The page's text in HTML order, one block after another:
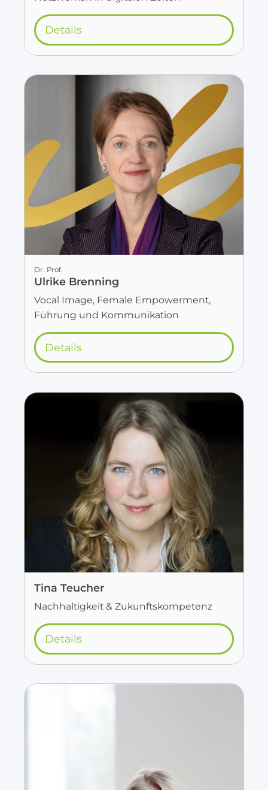
Details
Dr. Prof.
Ulrike Brenning
Vocal Image, Female Empowerment,
Führung und Kommunikation
Details
Tina Teucher
Nachhaltigkeit & Zukunftskompetenz
Details